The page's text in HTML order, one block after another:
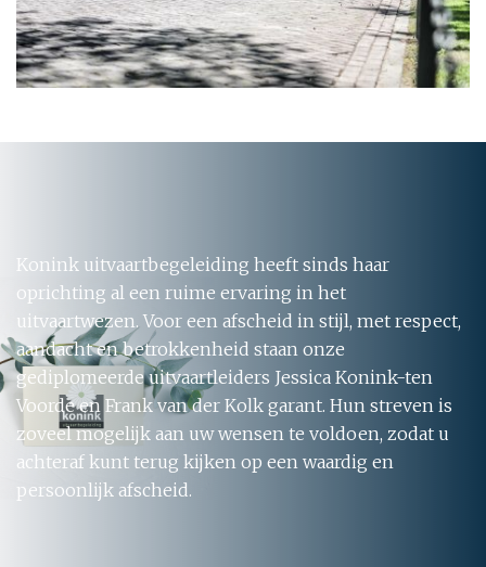
Konink uitvaartbegeleiding heeft sinds haar
oprichting al een ruime ervaring in het
uitvaartwezen. Voor een afscheid in stijl, met respect,
aandacht en betrokkenheid staan onze
gediplomeerde uitvaartleiders Jessica Konink-ten
Voorde en Frank van der Kolk garant. Hun streven is
zoveel mogelijk aan uw wensen te voldoen, zodat u
achteraf kunt terug kijken op een waardig en
persoonlijk afscheid.